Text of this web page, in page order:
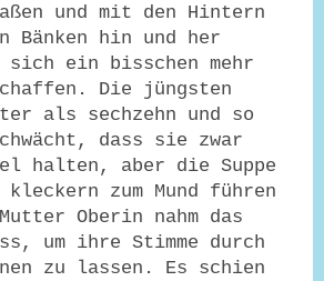
und mit den Hintern
Bänken hin und her
sich ein bisschen mehr
Die jüngsten
als sechzehn und so
dass sie zwar
halten, aber die Suppe
zum Mund führen
Oberin nahm das
um ihre Stimme durch
zu lassen. Es schien